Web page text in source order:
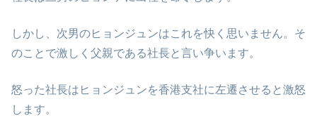
しかし、次男のヒョンジュンはこれを快く思いません。そ
のことで激しく父親である社長と言い争います。
怒った社長はヒョンジュンを香港支社に左遷させると激怒
します。